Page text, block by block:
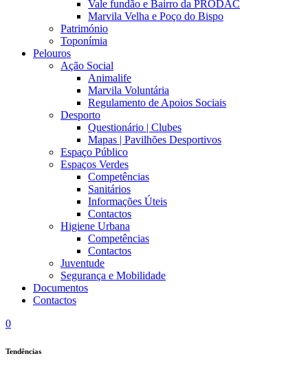
Vale fundão e Bairro da PRODAC
Marvila Velha e Poço do Bispo
Património
Toponímia
Pelouros
Ação Social
Animalife
Marvila Voluntária
Regulamento de Apoios Sociais
Desporto
Questionário | Clubes
Mapas | Pavilhões Desportivos
Espaço Público
Espaços Verdes
Competências
Sanitários
Informações Úteis
Contactos
Higiene Urbana
Competências
Contactos
Juventude
Segurança e Mobilidade
Documentos
Contactos
0
Tendências